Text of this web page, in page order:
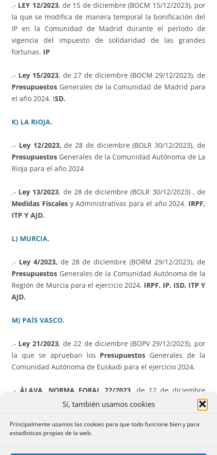
Sí, también usamos cookies
Principalmente usamos las cookies para que todo funcione bien y para
estadísticas propias de la web.
.- LEY 12/2023, de 15 de diciembre (BOCM 15/12/2023), por
la que se modifica de manera temporal la bonificación del
IP en la Comunidad de Madrid durante el período de
vigencia del impuesto de solidaridad de las grandes
fortunas. IP
.- Ley 15/2023, de 27 de diciembre (BOCM 29/12/2023), de
Presupuestos Generales de la Comunidad de Madrid para
el año 2024. ISD.
K) LA RIOJA.
.- Ley 12/2023, de 28 de diciembre (BOLR 30/12/2023), de
Presupuestos Generales de la Comunidad Autónoma de La
Rioja para el año 2024
.- Ley 13/2023, de 28 de diciembre (BOLR 30/12/2023) , de
Medidas Fiscalesy Administrativas para el año 2024. IRPF,
ITP Y AJD.
L) MURCIA.
.- Ley 4/2023, de 28 de diciembre (BORM 29/12/2023), de
Presupuestos Generales de la Comunidad Autónoma de la
Región de Murcia para el ejercicio 2024. IRPF, IP, ISD, ITP Y
AJD.
M) PAÍS VASCO.
.- Ley 21/2023, de 22 de diciembre (BOPV 29/12/2023), por
la que se aprueban los Presupuestos Generales de la
Comunidad Autónoma de Euskadi para el ejercicio 2024.
.- ÁLAVA. NORMA FORAL 22/2023 , de 12 de diciembre
(BOTHA 22/12/2023) del Territorio Histórico de Álava, de
.-ÁLAVA. Norma Foral 23/2023